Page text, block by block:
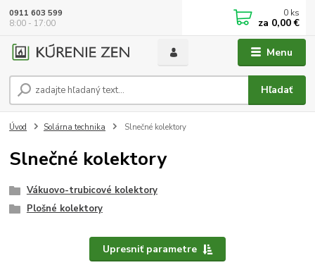
Menu
Hľadať
0911 603 599
8:00 - 17:00
0 ks
za 0,00 €
Úvod Solárna technika Slnečné kolektory
Slnečné kolektory
Vákuovo-trubicové kolektory
Plošné kolektory
Upresniť parametre